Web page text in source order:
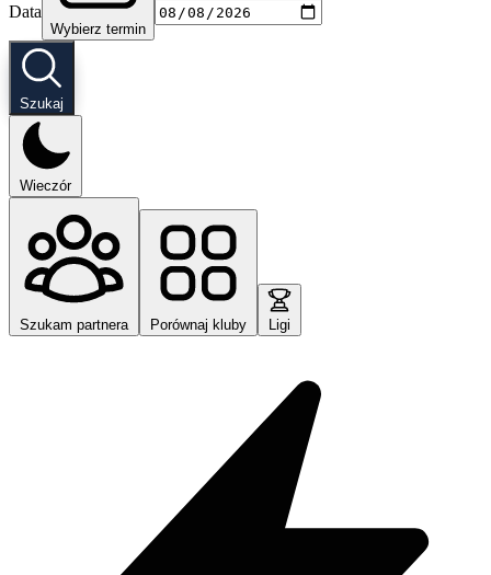
Data
Wybierz termin
Szukaj
Wieczór
Szukam partnera Porównaj kluby Ligi